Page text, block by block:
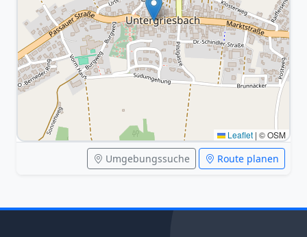
Leaflet | © OSM
Umgebungssuche Route planen